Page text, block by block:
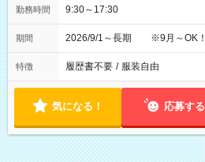
勤務時間 9:30～17:30
期間 2026/9/1～長期 ※9月～OK！
特徴 履歴書不要 / 服装自由
気になる！ 応募する